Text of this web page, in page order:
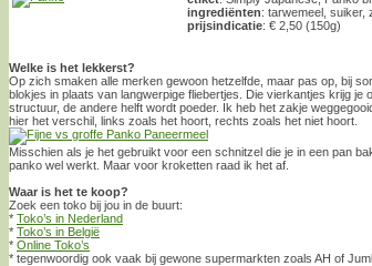
ingrediënten: tarwemeel, suiker,
prijsindicatie: € 2,50 (150g)
Welke is het lekkerst?
Op zich smaken alle merken gewoon hetzelfde, maar pas op, bij
blokjes in plaats van langwerpige fliebertjes. Die vierkantjes krijg je
structuur, de andere helft wordt poeder. Ik heb het zakje
hier het verschil, links zoals het hoort, rechts zoals het niet hoort.
Misschien als je het gebruikt voor een schnitzel die je in een pan
panko wel werkt. Maar voor kroketten raad ik het af.
Waar is het te koop?
Zoek een toko bij jou in de buurt:
* Toko’s in Nederland
* Toko’s in België
* Online Toko’s
* tegenwoordig ook vaak bij gewone supermarkten zoals AH of